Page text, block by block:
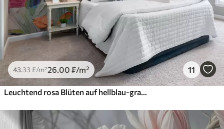
43.33₣/m²26 .00 ₣/m² 11